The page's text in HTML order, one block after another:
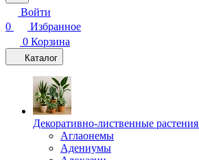
Войти
0
Избранное
0 Корзина
Каталог
Декоративно-лиственные растения
Аглаонемы
Адениумы